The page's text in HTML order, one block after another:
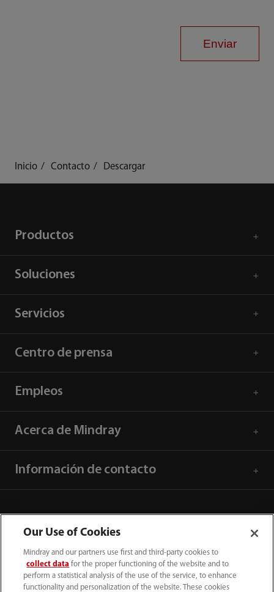
Enviar
Inicio Contacto Descargar
Productos
Soluciones
Servicios
Centro de prensa
Empleos
Acerca de Mindray
Información de contacto
Our Use of Cookies
Mindray and our partners use first and third-party cookies to
collect data for the proper functioning of the website and to
perform a statistical analysis of the use of the service, to enhance
functionality and personalization of the website. These cookies